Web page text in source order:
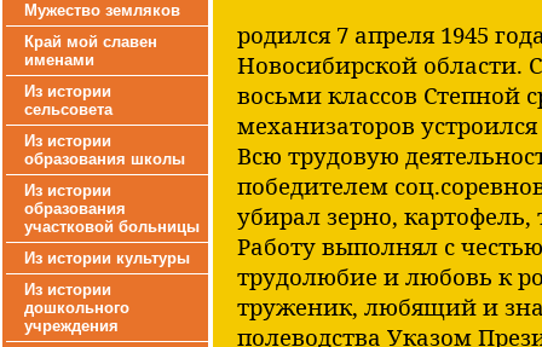
Мужество земляков
Край мой славен
именами
Из истории
сельсовета
Из истории
образования школы
Из истории
образования
участковой больницы
Из истории культуры
Из истории
дошкольного
учреждения
родился 7 апреля 1945
Новосибирской области.
восьми классов Степной
механизаторов
Всю трудовую
победителем
убирал зерно,
Работу выполнял с
трудолюбие и любовь к
труженик, любящий и
полеводства Указом